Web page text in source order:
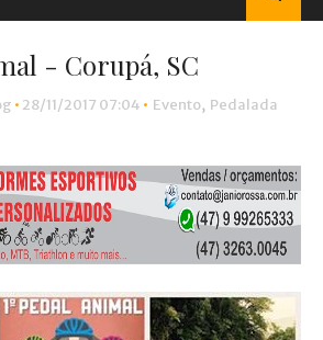
- Corupá, SC
• 28/11/2017 07:04 • Evento, Pedalada